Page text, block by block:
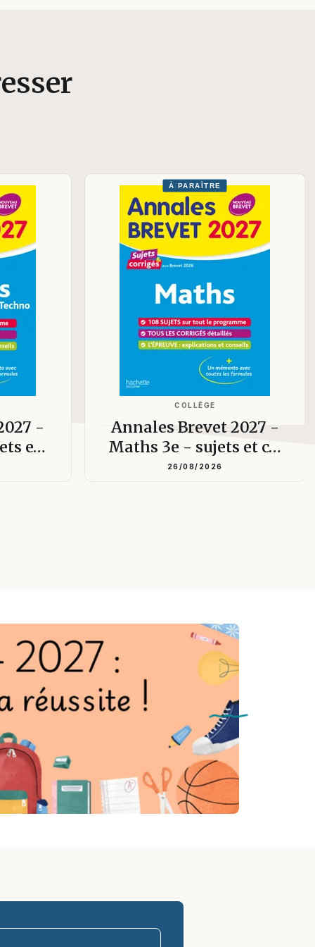
-
e…
À PARAÎTRE
COLLÈGE
Annales Brevet 2027 -
Maths 3e - sujets et c…
26/08/2026